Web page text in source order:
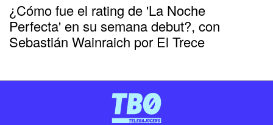
¿Cómo fue el rating de 'La Noche
Perfecta' en su semana debut?, con
Sebastián Wainraich por El Trece